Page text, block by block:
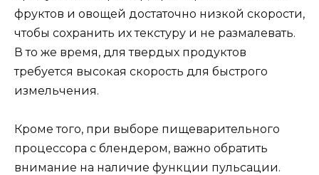
фруктов и овощей достаточно низкой скорости,
чтобы сохранить их текстуру и не размалевать.
В то же время, для твердых продуктов
требуется высокая скорость для быстрого
измельчения.
Кроме того, при выборе пищеварительного
процессора с блендером, важно обратить
внимание на наличие функции пульсации.